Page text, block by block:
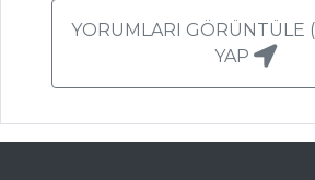
VE İRMİKLİ KEK
KİVİLİ VE ÇİLEKLİ
YORUMLARI GÖRÜNTÜLE (
YAP